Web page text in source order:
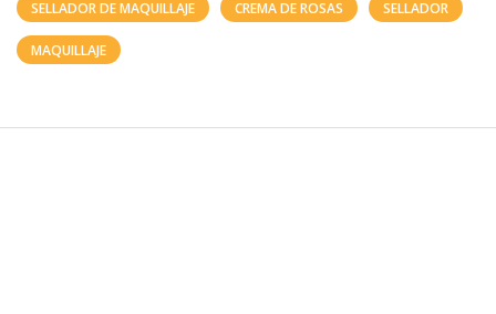
SELLADOR DE MAQUILLAJE CREMA DE ROSAS SELLADOR
MAQUILLAJE